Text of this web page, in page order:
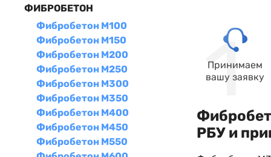
ФИБРОБЕТОН
Фибробетон М100
Фибробетон М150
Фибробетон М200
Фибробетон М250
Фибробетон М300
Фибробетон М350
Фибробетон М400
Фибробетон М450
Фибробетон М550
Принимаем
вашу заявку
РБУ и